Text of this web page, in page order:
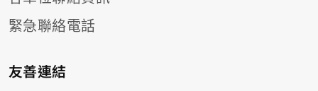
緊急聯絡電話
友善連結